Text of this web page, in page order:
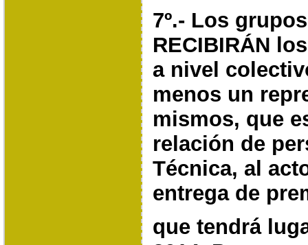
7º.- Los
RECIBIRÁN
a nivel
menos un
mismos, que
relación de
Técnica, al
entrega de
que tendrá